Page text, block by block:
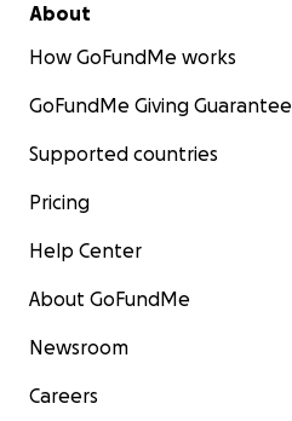
About
How GoFundMe works
GoFundMe Giving Guarantee
Supported countries
Pricing
Help Center
About GoFundMe
Newsroom
Careers